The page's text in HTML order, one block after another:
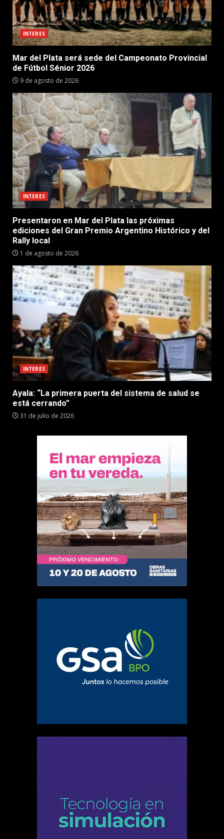
INTERES
Mar del Plata será sede del Campeonato Provincial
de Fútbol Sénior 2026
9 de agosto de 2026
INTERES
Presentaron en Mar del Plata las próximas
ediciones del Gran Premio Argentino Histórico y del
Rally local
1 de agosto de 2026
INTERES
Ayala: “La primera puerta del sistema de salud se
está cerrando”
31 de julio de 2026